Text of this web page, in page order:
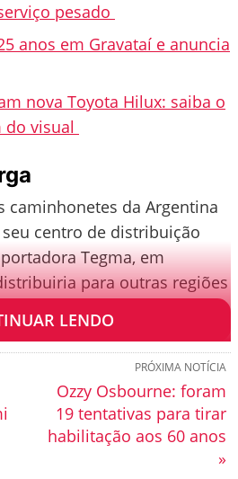
pesado
anos em Gravataí e anuncia
nova Toyota Hilux: saiba o
do visual
caminhonetes da Argentina
centro de distribuição
Tegma, em
para outras regiões
LENDO
PRÓXIMA NOTÍCIA
Ozzy Osbourne: foram
19 tentativas para tirar
habilitação aos 60 anos
»